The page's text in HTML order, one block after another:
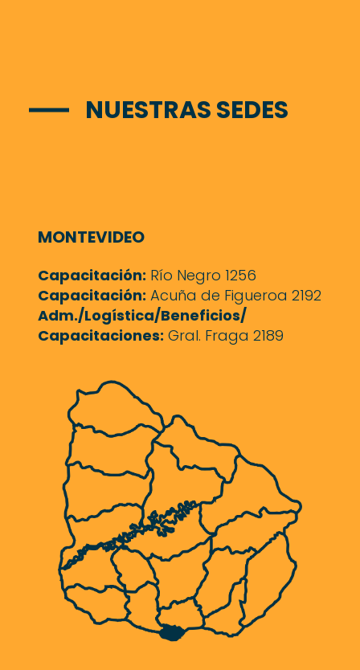
NUESTRAS SEDES
MONTEVIDEO
Capacitación: Río Negro 1256
Capacitación: Acuña de Figueroa 2192
Adm./Logística/Beneficios/
Capacitaciones: Gral. Fraga 2189